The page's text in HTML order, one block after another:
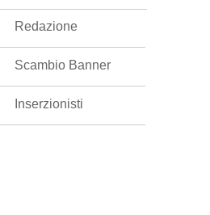
Redazione
Scambio Banner
Inserzionisti